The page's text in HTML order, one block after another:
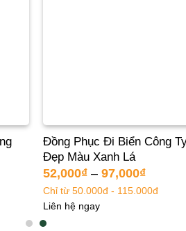
Đồng Phục Đi Biển Công
Đẹp Màu Xanh Lá
52,000₫ –97,000₫
Chỉ từ 50.000đ - 115.000đ
Liên hệ ngay